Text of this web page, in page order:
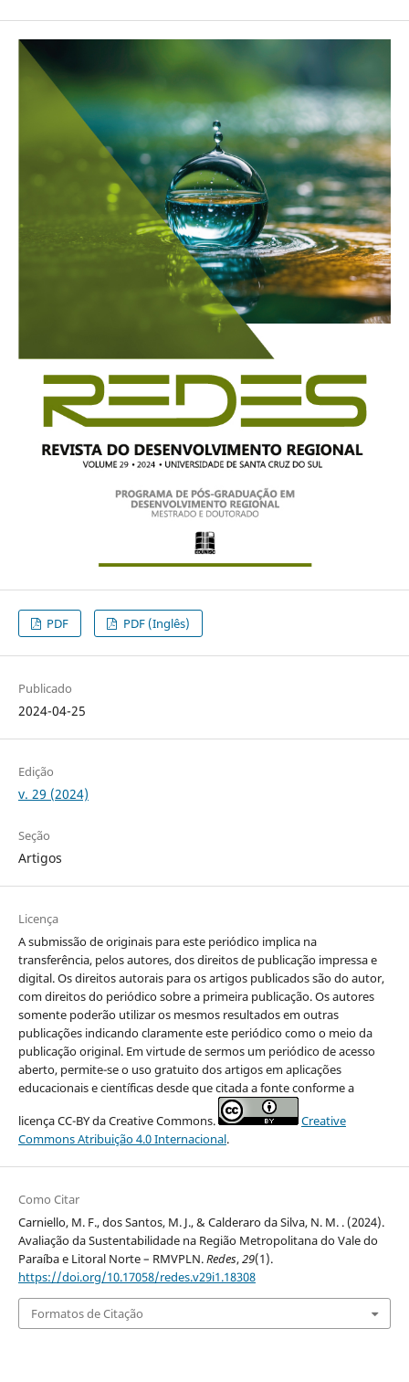
PDF PDF (Inglês)
Publicado
2024-04-25
Edição
v. 29 (2024)
Seção
Artigos
Licença
A submissão de originais para este periódico implica na
transferência, pelos autores, dos direitos de publicação impressa e
digital. Os direitos autorais para os artigos publicados são do autor,
com direitos do periódico sobre a primeira publicação. Os autores
somente poderão utilizar os mesmos resultados em outras
publicações indicando claramente este periódico como o meio da
publicação original. Em virtude de sermos um periódico de acesso
aberto, permite-se o uso gratuito dos artigos em aplicações
educacionais e científicas desde que citada a fonte conforme a
licença CC-BY da Creative Commons.
Creative
Commons Atribuição 4.0 Internacional.
Como Citar
Carniello, M. F., dos Santos, M. J., & Calderaro da Silva, N. M. . (2024).
Avaliação da Sustentabilidade na Região Metropolitana do Vale do
Paraíba e Litoral Norte – RMVPLN.Redes,29(1).
https://doi.org/10.17058/redes.v29i1.18308
Formatos de Citação